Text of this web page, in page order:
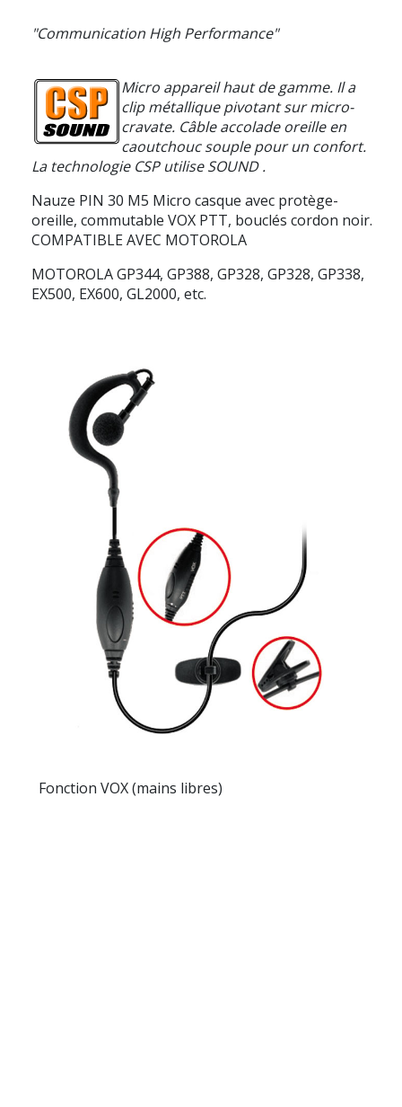
"Communication High Performance"
Micro appareil haut de gamme. Il a
clip métallique pivotant sur micro-
cravate. Câble accolade oreille en
caoutchouc souple pour un confort.
La technologie CSP utilise SOUND.
Nauze PIN 30 M5 Micro casque avec protège-
oreille, commutable VOX PTT, bouclés cordon noir.
COMPATIBLE AVEC MOTOROLA
MOTOROLA GP344, GP388, GP328, GP328, GP338,
EX500, EX600, GL2000, etc.
Fonction VOX (mains libres)